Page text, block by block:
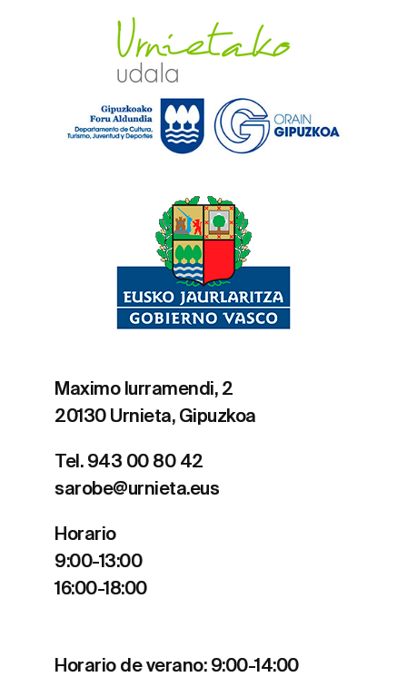
Maximo Iurramendi, 2
20130 Urnieta, Gipuzkoa
Tel. 943 00 80 42
sarobe@urnieta.eus
Horario
9:00-13:00
16:00-18:00
Horario de verano: 9:00-14:00